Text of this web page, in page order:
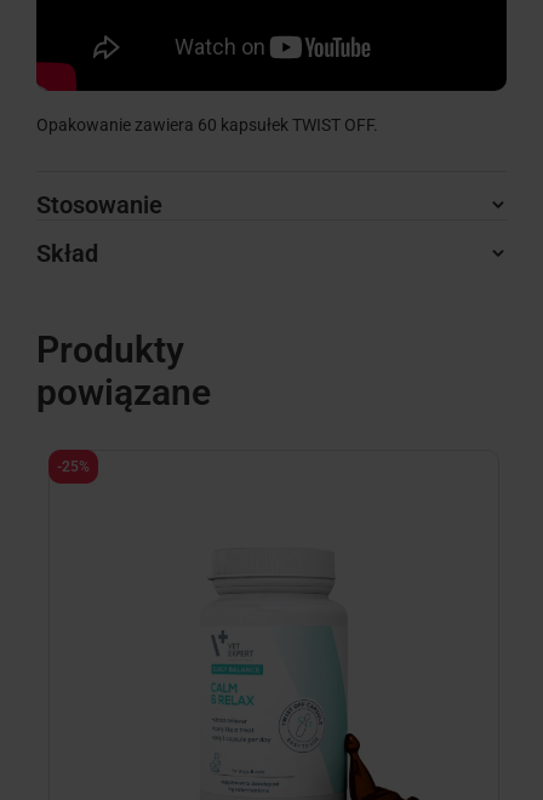
Opakowanie zawiera 60 kapsułek TWIST OFF.
Stosowanie
Skład
Produkty
powiązane
-25%